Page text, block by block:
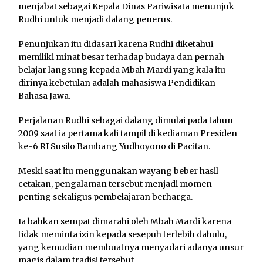
menjabat sebagai Kepala Dinas Pariwisata menunjuk
Rudhi untuk menjadi dalang penerus.
Penunjukan itu didasari karena Rudhi diketahui
memiliki minat besar terhadap budaya dan pernah
belajar langsung kepada Mbah Mardi yang kala itu
dirinya kebetulan adalah mahasiswa Pendidikan
Bahasa Jawa.
Perjalanan Rudhi sebagai dalang dimulai pada tahun
2009 saat ia pertama kali tampil di kediaman Presiden
ke-6 RI Susilo Bambang Yudhoyono di Pacitan.
Meski saat itu menggunakan wayang beber hasil
cetakan, pengalaman tersebut menjadi momen
penting sekaligus pembelajaran berharga.
Ia bahkan sempat dimarahi oleh Mbah Mardi karena
tidak meminta izin kepada sesepuh terlebih dahulu,
yang kemudian membuatnya menyadari adanya unsur